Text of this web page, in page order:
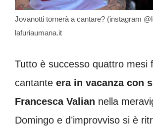
Jovanotti tornerà a cantare? (instagram
lafuriaumana.it
Tutto è successo quattro mesi
cantante era in vacanza con
Francesca Valian nella
Domingo e d’improvviso si è